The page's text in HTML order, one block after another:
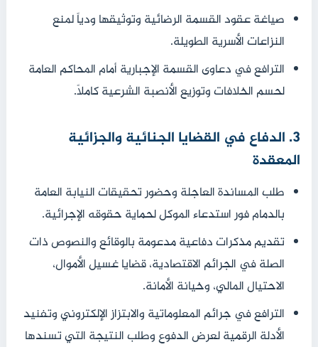
صياغة عقود القسمة الرضائية وتوثيقها ودياً لمنع
النزاعات الأسرية الطويلة.
الترافع في دعاوى القسمة الإجبارية أمام المحاكم العامة
لحسم الخلافات وتوزيع الأنصبة الشرعية كاملاً.
3. الدفاع في القضايا الجنائية والجزائية
المعقدة
طلب المساندة العاجلة وحضور تحقيقات النيابة العامة
بالدمام فور استدعاء الموكل لحماية حقوقه الإجرائية.
تقديم مذكرات دفاعية مدعومة بالوقائع والنصوص ذات
الصلة في الجرائم الاقتصادية، قضايا غسيل الأموال،
الاحتيال المالي، وخيانة الأمانة.
الترافع في جرائم المعلوماتية والابتزاز الإلكتروني وتفنيد
الأدلة الرقمية لعرض الدفوع وطلب النتيجة التي تسندها